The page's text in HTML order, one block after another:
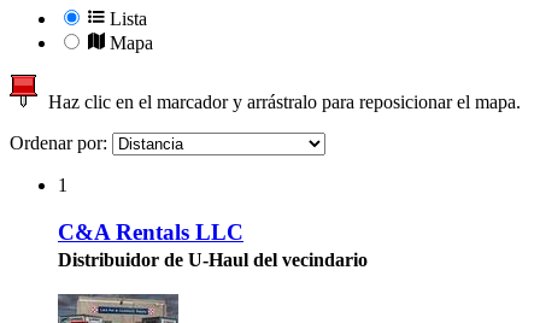
Lista
Mapa
Haz clic en el marcador y arrástralo para reposicionar el mapa.
Ordenar por:
1
C&A Rentals LLC
Distribuidor de U-Haul del vecindario